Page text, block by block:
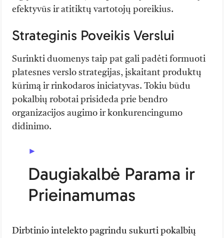
efektyvūs ir atitiktų vartotojų poreikius.
Strateginis Poveikis Verslui
Surinkti duomenys taip pat gali padėti formuoti
platesnes verslo strategijas, įskaitant produktų
kūrimą ir rinkodaros iniciatyvas. Tokiu būdu
pokalbių robotai prisideda prie bendro
organizacijos augimo ir konkurencingumo
didinimo.
Daugiakalbė Parama ir
Prieinamumas
Dirbtinio intelekto pagrindu sukurti pokalbių